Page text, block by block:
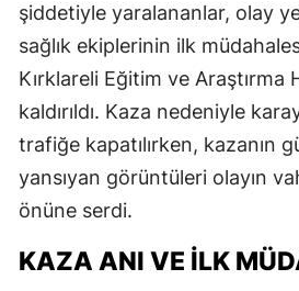
şiddetiyle yaralananlar, olay
sağlık ekiplerinin ilk
Kırklareli Eğitim ve Araştırma
kaldırıldı. Kaza nedeniyle
trafiğe kapatılırken, kazanın
yansıyan görüntüleri olayın
önüne serdi.
KAZA ANI VE İLK